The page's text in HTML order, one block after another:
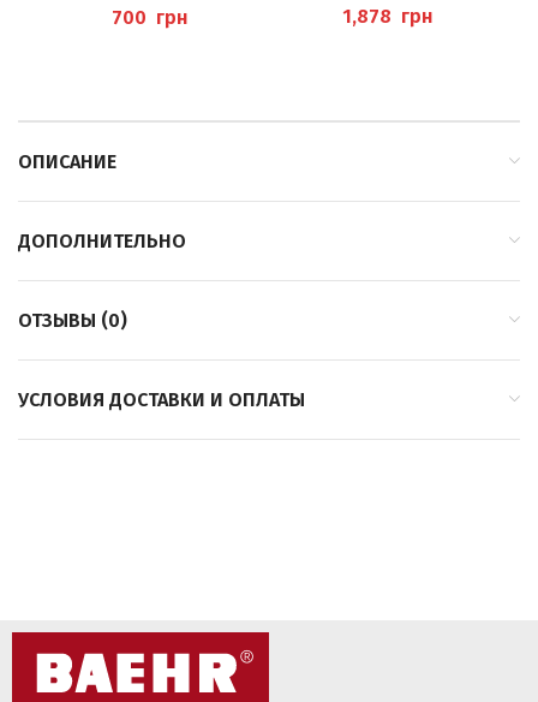
ДЕРЕВА 200МЛ (FUSSBAD
MIT BAMBUS- UND
грн
ERDBEER” BAEHR
грн
ОПИСАНИЕ
ДОПОЛНИТЕЛЬНО
ОТЗЫВЫ (0)
УСЛОВИЯ ДОСТАВКИ И ОПЛАТЫ